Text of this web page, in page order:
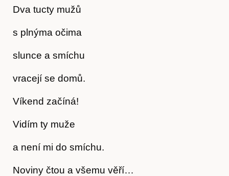
Dva tucty mužů
s plnýma očima
slunce a smíchu
vracejí se domů.
Víkend začíná!
Vidím ty muže
a není mi do smíchu.
Noviny čtou a všemu věří…